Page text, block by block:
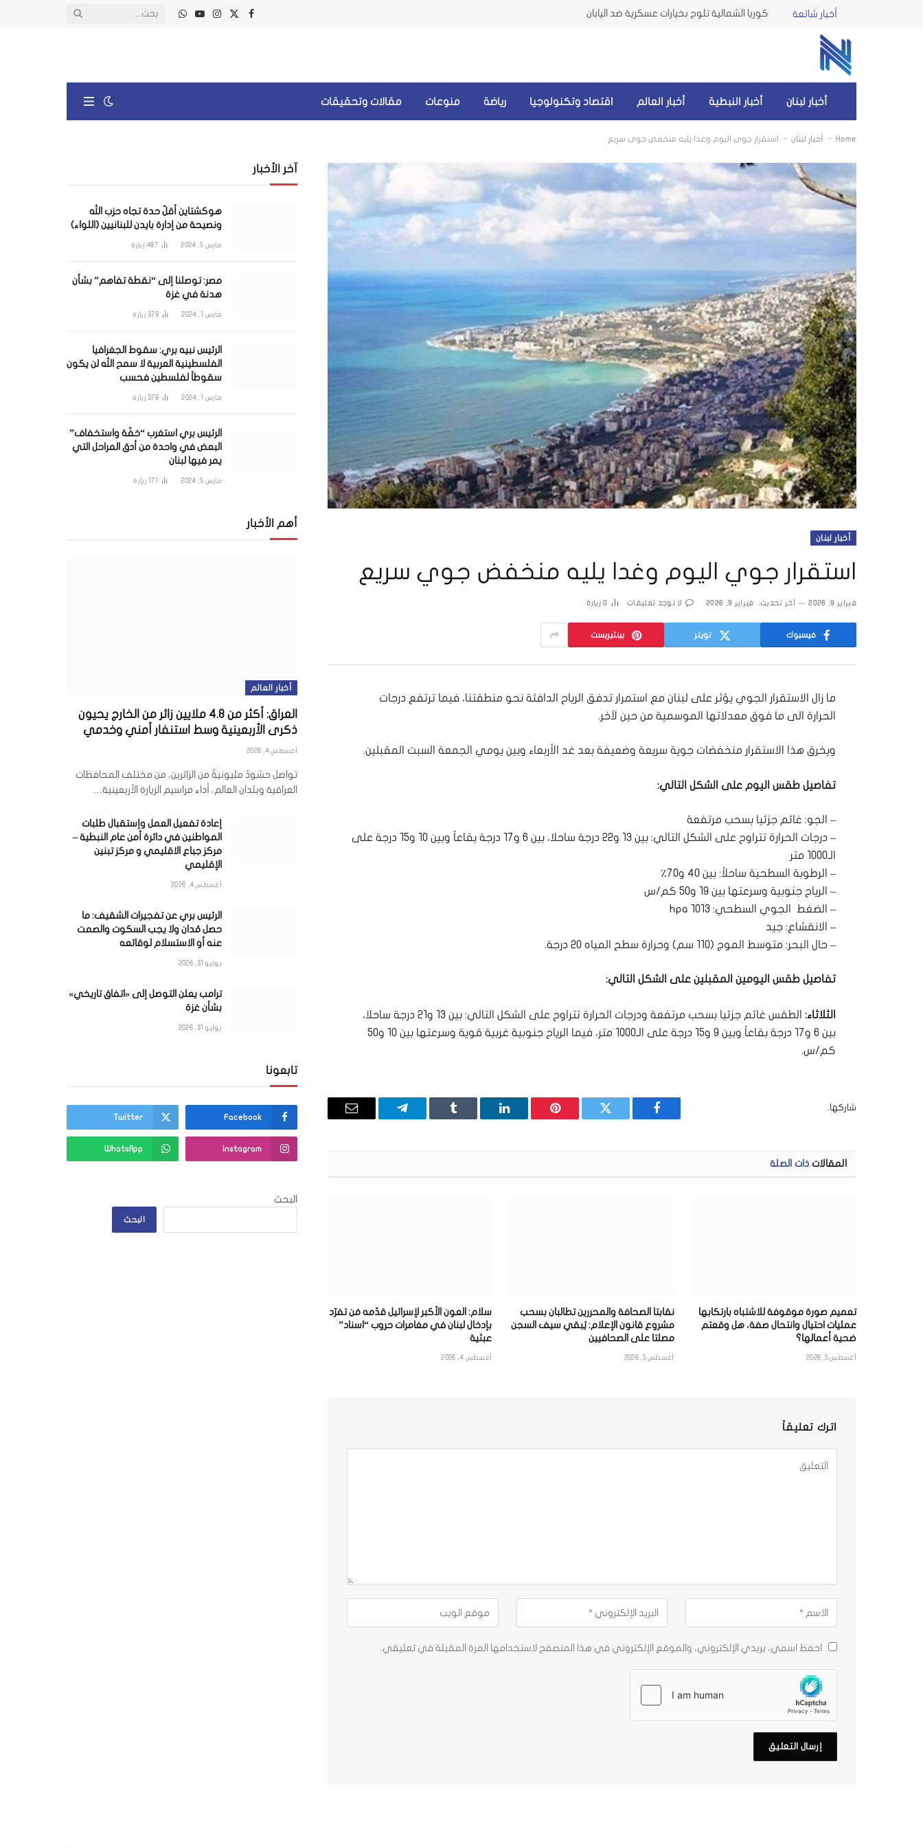
أخبار شائعة كوريا الشمالية تلوح بخيارات عسكرية ضد اليابان
فيسبوك
X
الانستغرام
يوتيوبواتساب
أخبار لبنان أخبار النبطية أخبار العالم اقتصاد وتكنولوجيا رياضة منوعات مقالات وتحقيقات
Home
- أخبار لبنان - استقرار جوي اليوم وغدا يليه منخفض جوي سريع
أخبار لبنان
استقرار جوي اليوم وغدا يليه منخفض جوي سريع
فبراير 9, 2026 آخر تحديث: فبراير 9, 2026 لا توجد تعليقات 0 زيارة
فيسبوك تويتر بينتيريست
ما زال الاستقرار الجوي يؤثر على لبنان مع استمرار تدفق الرياح الدافئة نحو منطقتنا، فيما ترتفع درجات
الحرارة الى ما فوق معدلاتها الموسمية من حين لآخر.
ويخرق هذا الاستقرار منخفضات جوية سريعة وضعيفة بعد غد الأربعاء وبين يومي الجمعة السبت المقبلين.
تفاصيل طقس اليوم على الشكل التالي:
– الجو: غائم جزئيا بسحب مرتفعة
– درجات الحرارة تتراوح على الشكل التالي: بين ١٣ و٢٢ درجة ساحلا، بين ٦ و١٧ درجة بقاعاً وبين ١٠ و١٥ درجة على
الـ١٠٠٠ متر
– الرطوبة السطحية ساحلاً: بين ٤٠ و٧٠٪
– الرياح جنوبية وسرعتها بين ١٩ و٥٠ كم/س
– الضغط الجوي السطحي: ١٠١٣ hpa
– الانقشاع: جيد
– حال البحر: متوسط الموج (١١٠ سم) وحرارة سطح المياه ٢٠ درجة.
تفاصيل طقس اليومين المقبلين على الشكل التالي:
الثلاثاء:
الطقس غائم جزئيا بسحب مرتفعة ودرجات الحرارة تتراوح على الشكل التالي: بين ١٣ و٢١ درجة ساحلا،
بين ٦ و١٧ درجة بقاعاً وبين ٩ و١٥ درجة على الـ١٠٠٠ متر، فيما الرياح جنوبية غربية قوية وسرعتها بين ١٠ و٥٠
كم/س.
شاركها.
فيسبوك تويتر بينتيريستلينكدإن Tumblr تيلقرام
البريد
الإلكتروني
المقالات ذات الصلة
تعميم صورة موقوفة للاشتباه بارتكابها
عمليات احتيال وانتحال صفة، هل وقعتم
ضحية أعمالها؟
أغسطس 5, 2026
نقابتا الصحافة والمحررين تطالبان بسحب
مشروع قانون الإعلام: يُبقي سيف السجن
مصلتا على الصحافيين
أغسطس 5, 2026
سلام: العون الأكبر لإسرائيل قدّمه مَن تفرّد
بإدخال لبنان في مغامرات حروب “اسناد”
عبثية
أغسطس 4, 2026
اترك تعليقاً
احفظ اسمي، بريدي الإلكتروني، والموقع الإلكتروني في هذا المتصفح لاستخدامها المرة المقبلة في تعليقي.
آخر الأخبار
هوكشتاين أقلّ حدة تجاه حزب الله
ونصيحة من إدارة بايدن للبنانيين (اللواء)
مارس 5, 2024 487 زيارة
مصر: توصلنا إلى “نقطة تفاهم” بشأن
هدنة في غزة
مارس 1, 2024 379 زيارة
الرئيس نبيه بري: سقوط الجغرافيا
الفلسطينية العربية لا سمح الله لن يكون
سقوطاً لفلسطين فحسب
مارس 1, 2024 378 زيارة
الرئيس بري استغرب “خفّة واستخفاف”
البعض في واحدة من أدق المراحل التي
يمر فيها لبنان
مارس 5, 2024 171 زيارة
أهم الأخبار
أخبار العالم
العراق: أكثر من 4.8 ملايين زائر من الخارج يحيون
ذكرى الأربعينية وسط استنفار أمني وخدمي
أغسطس 4, 2026
تواصل حشودٌ مليونيةٌ من الزائرين، من مختلف المحافظات
العراقية وبلدان العالم، أداء مراسيم الزيارة الأربعينية…
إعادة تفعيل العمل وإستقبال طلبات
المواطنين في دائرة أمن عام النبطية –
مركز جباع الاقليمي و مركز تبنين
الإقليمي
أغسطس 4, 2026
الرئيس بري عن تفجيرات الشقيف: ما
حصل مُدان ولا يجب السكوت والصمت
عنه أو الاستسلام لوقائعه
يوليو 31, 2026
ترامب يعلن التوصل إلى «اتفاق تاريخي»
بشأن غزة
يوليو 31, 2026
تابعونا
Facebook
Twitter
Instagram
WhatsApp
البحث
البحث